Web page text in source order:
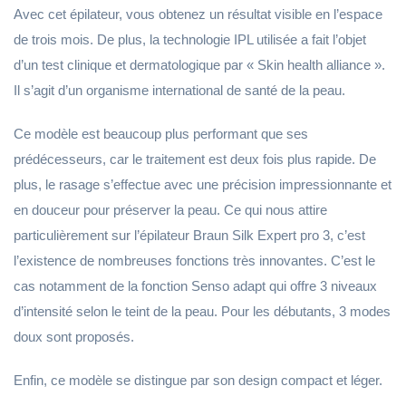
Avec cet épilateur, vous obtenez un résultat visible en l’espace
de trois mois. De plus, la technologie IPL utilisée a fait l’objet
d’un test clinique et dermatologique par « Skin health alliance ».
Il s’agit d’un organisme international de santé de la peau.
Ce modèle est beaucoup plus performant que ses
prédécesseurs, car le traitement est deux fois plus rapide. De
plus, le rasage s’effectue avec une précision impressionnante et
en douceur pour préserver la peau. Ce qui nous attire
particulièrement sur l’épilateur Braun Silk Expert pro 3, c’est
l’existence de nombreuses fonctions très innovantes. C’est le
cas notamment de la fonction Senso adapt qui offre 3 niveaux
d’intensité selon le teint de la peau. Pour les débutants, 3 modes
doux sont proposés.
Enfin, ce modèle se distingue par son design compact et léger.